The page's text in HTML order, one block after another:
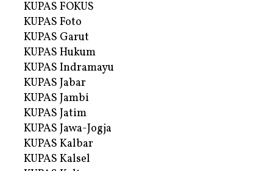
KUPAS FOKUS
KUPAS Foto
KUPAS Garut
KUPAS Hukum
KUPAS Indramayu
KUPAS Jabar
KUPAS Jambi
KUPAS Jatim
KUPAS Jawa-Jogja
KUPAS Kalbar
KUPAS Kalsel